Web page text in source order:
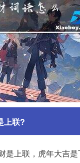
上联?
是上联，虎年大吉